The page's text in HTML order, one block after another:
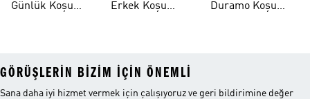
Günlük Koşu
Erkek Koşu
Duramo Koşu
GÖRÜŞLERIN BIZIM IÇIN ÖNEMLI
Sana daha iyi hizmet vermek için çalışıyoruz ve geri bildirimine değer